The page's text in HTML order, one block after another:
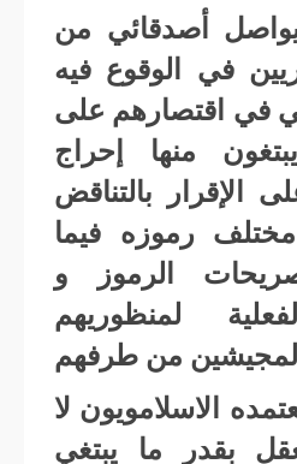
أصدقائي من
في الوقوع فيه
في اقتصارهم على
منها إحراج
الإقرار بالتناقض
رموزه فيما
الرموز و
لمنظوريهم
الاسلامويون لا
بقدر ما يبتغي